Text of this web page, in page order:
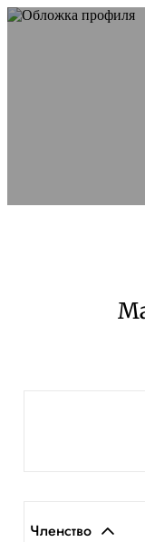
Членство